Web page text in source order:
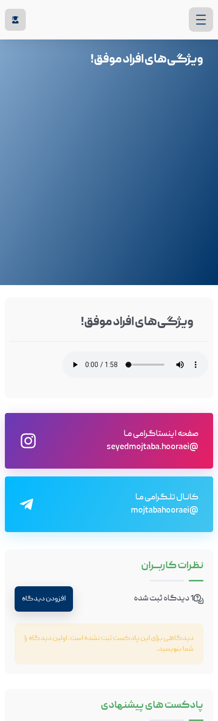
ویژگی‌های افراد موفق!
ویژگی‌های افراد موفق!
صفحه اینستاگرامی مـا
@seyedmojtaba.hooraei
کانـال تلـگرامی مـا
@mojtabahooraei
نظراتکاربـــران
1 دیدگاه ثبت شده افزودن دیدگاه
دیدگاهی برای این پادکست ثبت نشده است. اولین دیدگاه را
شما بنویسید.
پادکست هایپیشنهادی